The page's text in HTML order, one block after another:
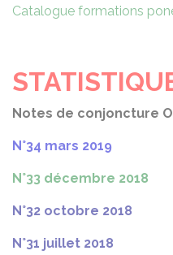
Catalogue formations
Notes de conjoncture
N°34 mars 2019
N°33 décembre 2018
N°32 octobre 2018
N°31 juillet 2018